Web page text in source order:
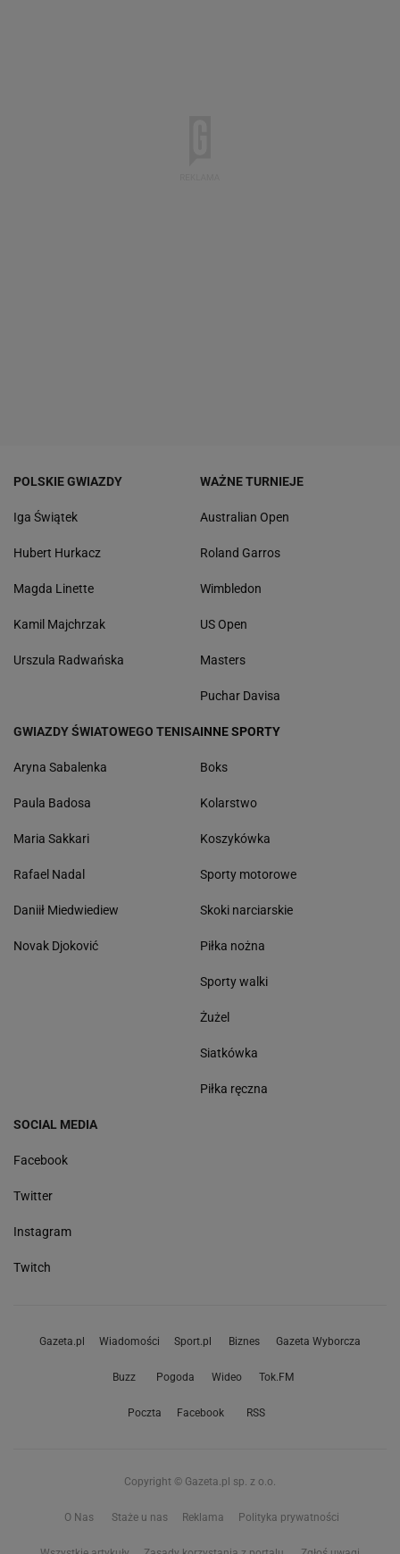
POLSKIE GWIAZDY
Iga Świątek
Hubert Hurkacz
Magda Linette
Kamil Majchrzak
Urszula Radwańska
WAŻNE TURNIEJE
Australian Open
Roland Garros
Wimbledon
US Open
Masters
Puchar Davisa
GWIAZDY ŚWIATOWEGO TENISA
Aryna Sabalenka
Paula Badosa
Maria Sakkari
Rafael Nadal
Daniił Miedwiediew
Novak Djoković
INNE SPORTY
Boks
Kolarstwo
Koszykówka
Sporty motorowe
Skoki narciarskie
Piłka nożna
Sporty walki
Żużel
Siatkówka
Piłka ręczna
SOCIAL MEDIA
Facebook
Twitter
Instagram
Twitch
Gazeta.pl Wiadomości Sport.pl Biznes Gazeta Wyborcza
Buzz Pogoda Wideo Tok.FM
Poczta Facebook RSS
Copyright © Gazeta.pl sp. z o.o.
O Nas Staże u nas Reklama Polityka prywatności